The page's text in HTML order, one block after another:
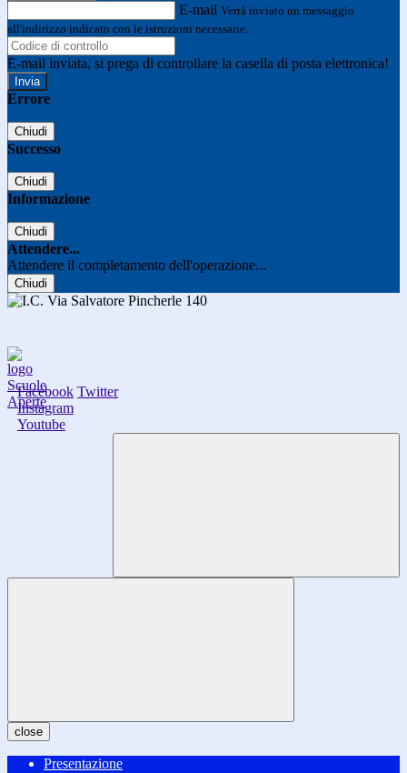
E-mail Verrà inviato un messaggio
all'indirizzo indicato con le istruzioni necessarie.
E-mail inviata, si prega di controllare la casella di posta elettronica!
Errore
Chiudi
Successo
Chiudi
Informazione
Chiudi
Attendere...
Attendere il completamento dell'operazione...
Chiudi
Facebook Twitter
Instagram
Youtube
close
Presentazione